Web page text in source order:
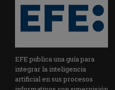
EFE publica una guía para
integrar la inteligencia
artificial en sus procesos